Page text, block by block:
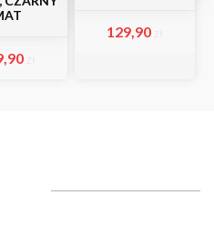
129,90